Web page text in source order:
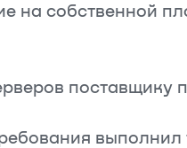
на собственной
поставщику